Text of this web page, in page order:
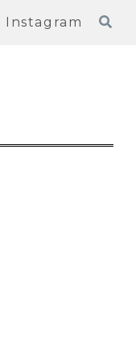
Instagram